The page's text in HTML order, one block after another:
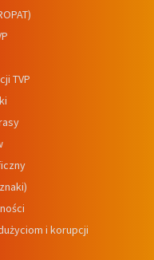
TVP
i korupcji